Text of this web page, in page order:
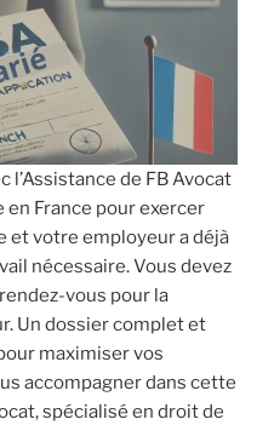
l’Assistance de FB Avocat
France pour exercer
et votre employeur a déjà
nécessaire. Vous devez
vous pour la
Un dossier complet et
maximiser vos
accompagner dans cette
spécialisé en droit de